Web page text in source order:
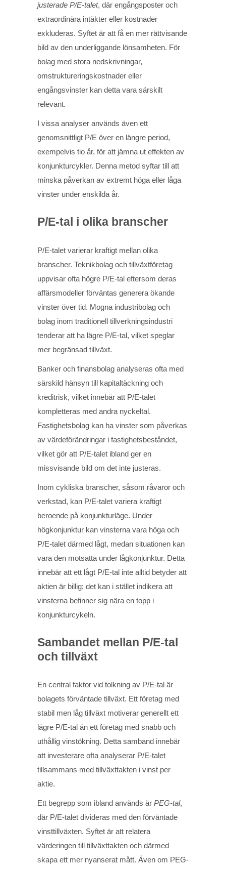
justerade P/E-talet, där engångsposter och
extraordinära intäkter eller kostnader
exkluderas. Syftet är att få en mer rättvisande
bild av den underliggande lönsamheten. För
bolag med stora nedskrivningar,
omstruktureringskostnader eller
engångsvinster kan detta vara särskilt
relevant.
I vissa analyser används även ett
genomsnittligt P/E över en längre period,
exempelvis tio år, för att jämna ut effekten av
konjunkturcykler. Denna metod syftar till att
minska påverkan av extremt höga eller låga
vinster under enskilda år.
P/E-tal i olika branscher
P/E-talet varierar kraftigt mellan olika
branscher. Teknikbolag och tillväxtföretag
uppvisar ofta högre P/E-tal eftersom deras
affärsmodeller förväntas generera ökande
vinster över tid. Mogna industribolag och
bolag inom traditionell tillverkningsindustri
tenderar att ha lägre P/E-tal, vilket speglar
mer begränsad tillväxt.
Banker och finansbolag analyseras ofta med
särskild hänsyn till kapitaltäckning och
kreditrisk, vilket innebär att P/E-talet
kompletteras med andra nyckeltal.
Fastighetsbolag kan ha vinster som påverkas
av värdeförändringar i fastighetsbeståndet,
vilket gör att P/E-talet ibland ger en
missvisande bild om det inte justeras.
Inom cykliska branscher, såsom råvaror och
verkstad, kan P/E-talet variera kraftigt
beroende på konjunkturläge. Under
högkonjunktur kan vinsterna vara höga och
P/E-talet därmed lågt, medan situationen kan
vara den motsatta under lågkonjunktur. Detta
innebär att ett lågt P/E-tal inte alltid betyder att
aktien är billig; det kan i stället indikera att
vinsterna befinner sig nära en topp i
konjunkturcykeln.
Sambandet mellan P/E-tal
och tillväxt
En central faktor vid tolkning av P/E-tal är
bolagets förväntade tillväxt. Ett företag med
stabil men låg tillväxt motiverar generellt ett
lägre P/E-tal än ett företag med snabb och
uthållig vinstökning. Detta samband innebär
att investerare ofta analyserar P/E-talet
tillsammans med tillväxttakten i vinst per
aktie.
Ett begrepp som ibland används är PEG-tal,
där P/E-talet divideras med den förväntade
vinsttillväxten. Syftet är att relatera
värderingen till tillväxttakten och därmed
skapa ett mer nyanserat mått. Även om PEG-